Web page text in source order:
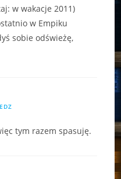
w wakacje 2011)
w Empiku
sobie odświeżę,
tym razem spasuję.